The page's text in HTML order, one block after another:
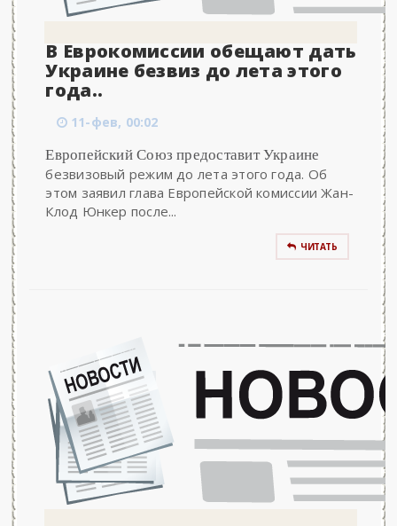
В Еврокомиссии обещают дать
Украине безвиз до лета этого
года..
11-фев, 00:02
Европейский Союз предоставит Украине
безвизовый режим до лета этого года. Об
этом заявил глава Европейской комиссии Жан-
Клод Юнкер после...
ЧИТАТЬ